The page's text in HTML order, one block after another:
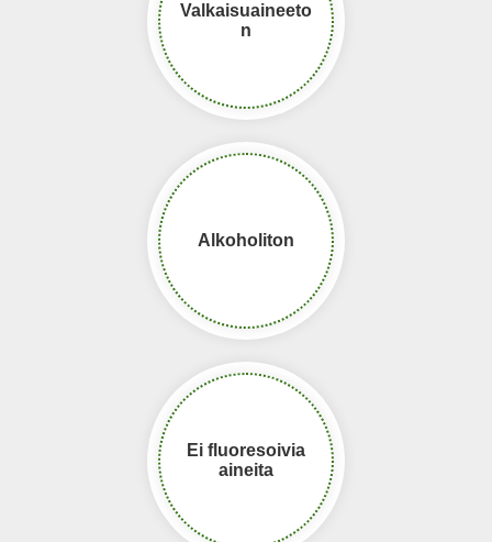
Valkaisuaineeto
n
Alkoholiton
Ei fluoresoivia
aineita